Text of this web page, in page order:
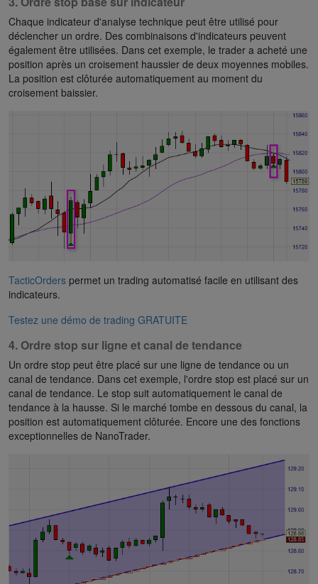
Chaque indicateur d'analyse technique peut être utilisé pour
déclencher un ordre. Des combinaisons d'indicateurs peuvent
également être utilisées. Dans cet exemple, le trader a acheté une
position après un croisement haussier de deux moyennes mobiles.
La position est clôturée automatiquement au moment du
croisement baissier.
TacticOrders permet un trading automatisé facile en utilisant des
indicateurs.
Testez une démo de trading GRATUITE
4. Ordre stop sur ligne et canal de tendance
Un ordre stop peut être placé sur une ligne de tendance ou un
canal de tendance. Dans cet exemple, l'ordre stop est placé sur un
canal de tendance. Le stop suit automatiquement le canal de
tendance à la hausse. Si le marché tombe en dessous du canal, la
position est automatiquement clôturée. Encore une des fonctions
exceptionnelles de NanoTrader.